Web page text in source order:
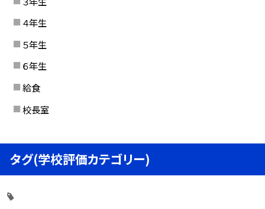
４年生
５年生
６年生
給食
校長室
タグ(学校評価カテゴリー)